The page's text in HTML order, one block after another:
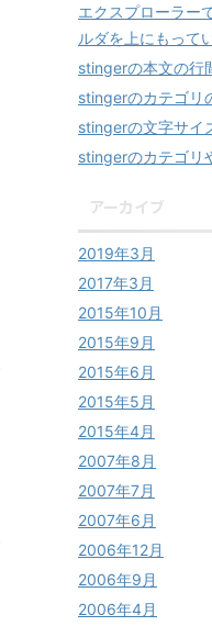
エクスプローラー
ルダを上にもって
stingerの本文の行
stingerのカテゴリ
stingerの文字サイ
stingerのカテゴリ
アーカイブ
2019年3月
2017年3月
2015年10月
2015年9月
2015年6月
2015年5月
2015年4月
2007年8月
2007年7月
2007年6月
2006年12月
2006年9月
2006年4月